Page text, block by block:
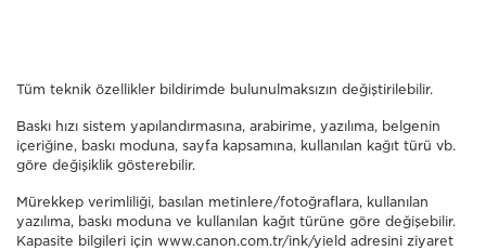
Tüm teknik özellikler bildirimde bulunulmaksızın değiştirilebilir.
Baskı hızı sistem yapılandırmasına, arabirime, yazılıma, belgenin
içeriğine, baskı moduna, sayfa kapsamına, kullanılan kağıt türü vb.
göre değişiklik gösterebilir.
Mürekkep verimliliği, basılan metinlere/fotoğraflara, kullanılan
yazılıma, baskı moduna ve kullanılan kağıt türüne göre değişebilir.
Kapasite bilgileri için www.canon.com.tr/ink/yield adresini ziyaret